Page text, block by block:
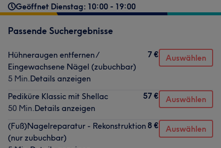
Geöffnet Dienstag: 10:00 - 19:00
Passende Suchergebnisse
Hühneraugen entfernen /
Eingewachsene Nägel (zubuchbar)
5 Min.Details anzeigen
7 € Auswählen
Pediküre Klassic mit Shellac
50 Min.Details anzeigen
57 € Auswählen
(Fuß)Nagelreparatur - Rekonstruktion
(nur zubuchbar)
8 € Auswählen